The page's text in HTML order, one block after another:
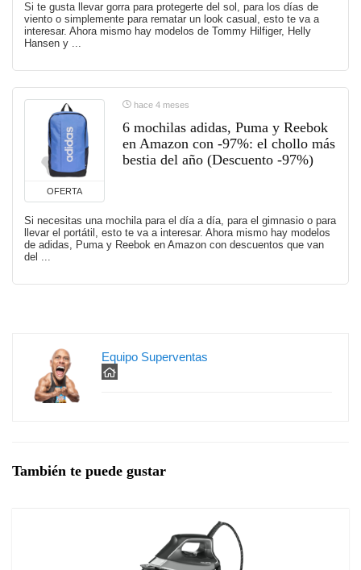
Si te gusta llevar gorra para protegerte del sol, para los días de
viento o simplemente para rematar un look casual, esto te va a
interesar. Ahora mismo hay modelos de Tommy Hilfiger, Helly
Hansen y ...
OFERTA
hace 4 meses
6 mochilas adidas, Puma y Reebok
en Amazon con -97%: el chollo más
bestia del año (Descuento -97%)
Si necesitas una mochila para el día a día, para el gimnasio o para
llevar el portátil, esto te va a interesar. Ahora mismo hay modelos
de adidas, Puma y Reebok en Amazon con descuentos que van
del ...
Equipo Superventas
También te puede gustar